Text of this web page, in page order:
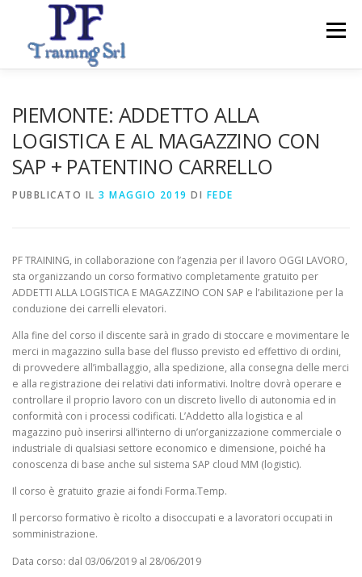
contenuto
Menu
CONTATTI
PIEMONTE: ADDETTO ALLA
LOGISTICA E AL MAGAZZINO CON
SAP + PATENTINO CARRELLO
PUBBLICATO IL 3 MAGGIO 2019 DI FEDE
PF TRAINING, in collaborazione con l’agenzia per il lavoro OGGI LAVORO,
sta organizzando un corso formativo completamente gratuito per
ADDETTI ALLA LOGISTICA E MAGAZZINO CON SAP e l’abilitazione per la
conduzione dei carrelli elevatori.
Alla fine del corso il discente sarà in grado di stoccare e movimentare le
merci in magazzino sulla base del flusso previsto ed effettivo di ordini,
di provvedere all’imballaggio, alla spedizione, alla consegna delle merci
e alla registrazione dei relativi dati informativi. Inoltre dovrà operare e
controllare il proprio lavoro con un discreto livello di autonomia ed in
conformità con i processi codificati. L’Addetto alla logistica e al
magazzino può inserirsi all’interno di un’organizzazione commerciale o
industriale di qualsiasi settore economico e dimensione, poiché ha
conoscenza di base anche sul sistema SAP cloud MM (logistic).
Il corso è gratuito grazie ai fondi Forma.Temp.
Il percorso formativo è ricolto a disoccupati e a lavoratori occupati in
somministrazione.
Data corso: dal 03/06/2019 al 28/06/2019